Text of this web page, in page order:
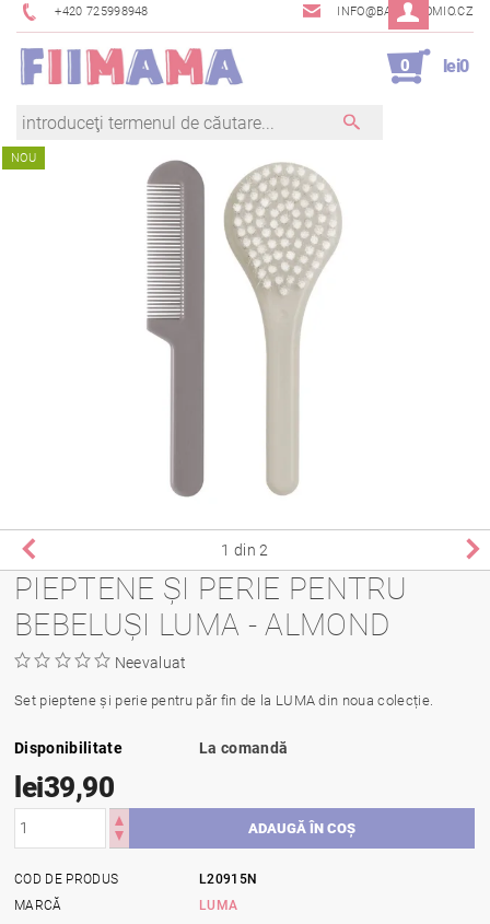
+420 725998948 INFO@BAMBINOMIO.CZ
0 lei0
NOU
1 din 2
PIEPTENE ȘI PERIE PENTRU
BEBELUȘI LUMA - ALMOND
Neevaluat
Set pieptene și perie pentru păr fin de la LUMA din noua colecție.
Disponibilitate La comandă
lei39,90
COD DE PRODUS
L20915N
MARCĂ
LUMA